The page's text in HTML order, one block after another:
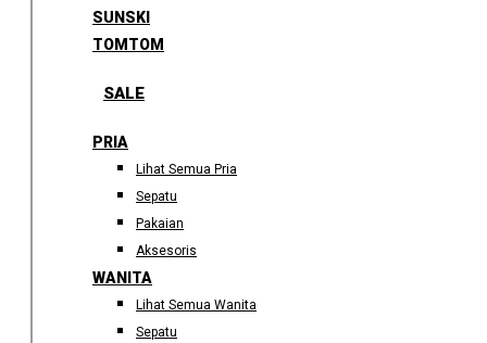
SUNSKI
TOMTOM
SALE
PRIA
Lihat Semua Pria
Sepatu
Pakaian
Aksesoris
WANITA
Lihat Semua Wanita
Sepatu